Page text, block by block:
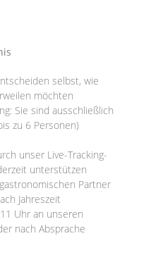
selbst, wie
möchten
Sie sind ausschließlich
zu 6 Personen)
unser Live-Tracking-
unterstützen
Partner
Jahreszeit
Uhr an unseren
nach Absprache